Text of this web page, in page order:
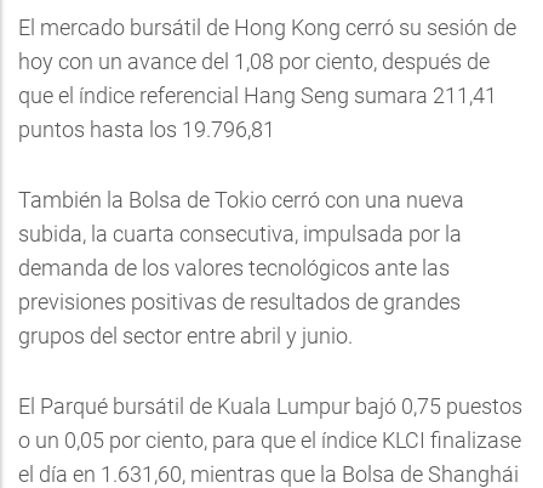
El mercado bursátil de Hong Kong cerró su sesión de
hoy con un avance del 1,08 por ciento, después de
que el índice referencial Hang Seng sumara 211,41
puntos hasta los 19.796,81
También la Bolsa de Tokio cerró con una nueva
subida, la cuarta consecutiva, impulsada por la
demanda de los valores tecnológicos ante las
previsiones positivas de resultados de grandes
grupos del sector entre abril y junio.
El Parqué bursátil de Kuala Lumpur bajó 0,75 puestos
o un 0,05 por ciento, para que el índice KLCI finalizase
el día en 1.631,60, mientras que la Bolsa de Shanghái